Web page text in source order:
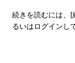
続きを読むには、
るいはログインし